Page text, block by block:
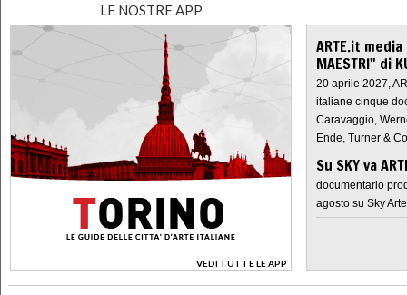
LE NOSTRE APP
VEDI TUTTE LE APP
>
ARTE.it
MAESTRI" di
20 aprile 2027,
italiane cinque
Caravaggio,
Ende, Turner &
Su SKY va
documentario
agosto su Sky Arte